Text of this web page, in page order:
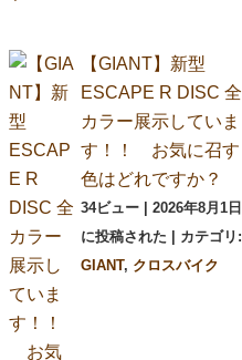
【GIANT】新型
ESCAPE R DISC 全
カラー展示していま
す！！ お気に召す
色はどれですか？
34ビュー| 2026年8月1日
に投稿された
カテゴリ:
GIANT, クロスバイク